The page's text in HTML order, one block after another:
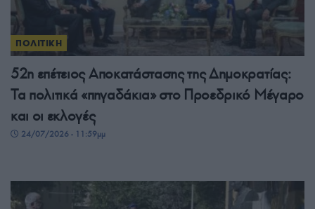
ΠΟΛΙΤΙΚΗ
52η επέτειος Αποκατάστασης της Δημοκρατίας:
Τα πολιτικά «πηγαδάκια» στο Προεδρικό Μέγαρο
και οι εκλογές
24/07/2026 - 11:59μμ